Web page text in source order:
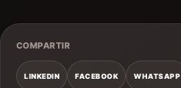
COMPARTIR
LINKEDIN FACEBOOK WHATSAPP